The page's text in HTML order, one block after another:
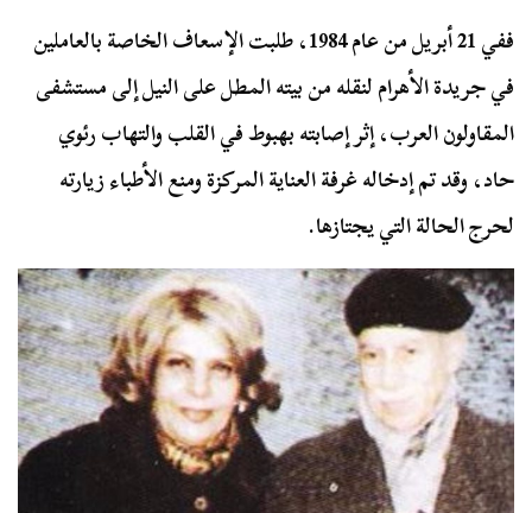
ففي 21 أبريل من عام 1984، طلبت الإسعاف الخاصة بالعاملين
في جريدة الأهرام لنقله من بيته المطل على النيل إلى مستشفى
المقاولون العرب، إثر إصابته بهبوط في القلب والتهاب رئوي
حاد، وقد تم إدخاله غرفة العناية المركزة ومنع الأطباء زيارته
لحرج الحالة التي يجتازها.